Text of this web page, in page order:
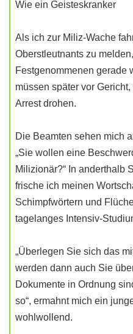
Wie ein Geisteskranker
Als ich zur Miliz-Wache
Oberstleutnants zu
Festgenommenen gerade
müssen später vor
Arrest drohen.
Die Beamten sehen mich
„Sie wollen eine
Milizionär?“ In anderthalb
frische ich meinen
Schimpfwörtern und
tagelanges Intensiv-
„Überlegen Sie sich das
werden dann auch Sie
Dokumente in Ordnung
so“, ermahnt mich ein
wohlwollend.